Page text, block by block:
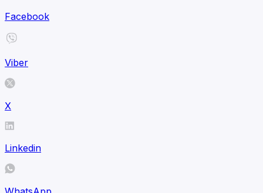
Facebook
Viber
X
Linkedin